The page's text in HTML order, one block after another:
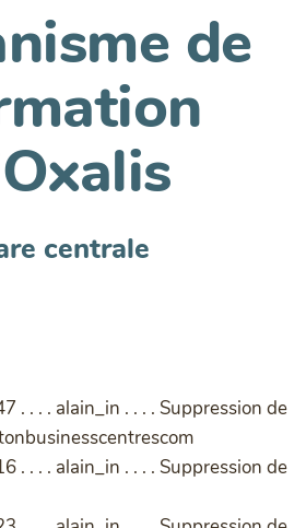
de
centrale
. . . . alain_in . . . . Suppression de
. . . . alain_in . . . . Suppression de